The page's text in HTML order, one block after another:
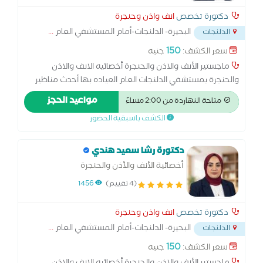
دكتورة تخصصانف واذن وحنجرة
الدلنجات البحيرة- الدلنجات-أمام المستشفي العام...
سعر الكشف:150جنيه
ماجستير الأنف والاذن والحنجرة أخصائيه الانف والاذن
والحنجرة بمستشفي الدلنجات العام العياده بها أحدث مناظير
الانف والأذن والحنجرة المرنه العيادة بها أحدث جهاز رسم سمع
بالكمبيوتر العيادة بها جهاز ضغط الاذن
متاحة النهاردة من 2:00 مساءً مواعيد الحجز
الكشف باسبقية الحضور
دكتورة رشا سعيد هندي
أخصائية الأنف والأذن والحنجرة
(4 تقييم) 1456
دكتورة تخصصانف واذن وحنجرة
الدلنجات البحيرة- الدلنجات-أمام المستشفي العام...
سعر الكشف:150جنيه